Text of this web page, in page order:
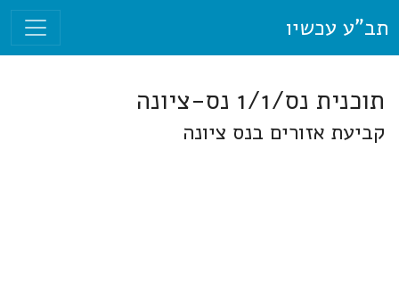
תב"ע עכשיו
תוכנית נס/1/1 נס-ציונה
קביעת אזורים בנס ציונה